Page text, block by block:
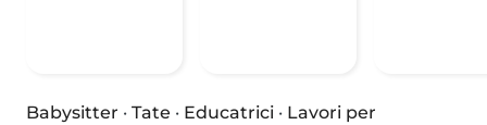
Babysitter · Tate · Educatrici · Lavori per